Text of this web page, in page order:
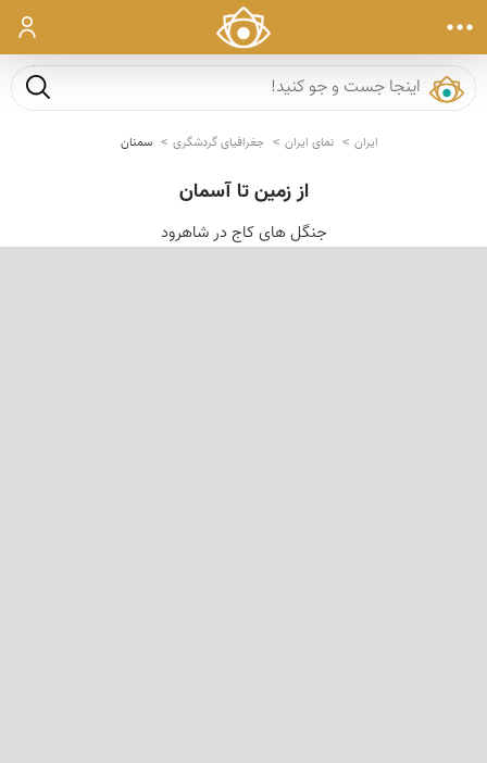
ورود
جست و
ایران نمای ایران جغرافیای گردشگری سمنان
از زمین تا آسمان
جنگل های کاج در شاهرود